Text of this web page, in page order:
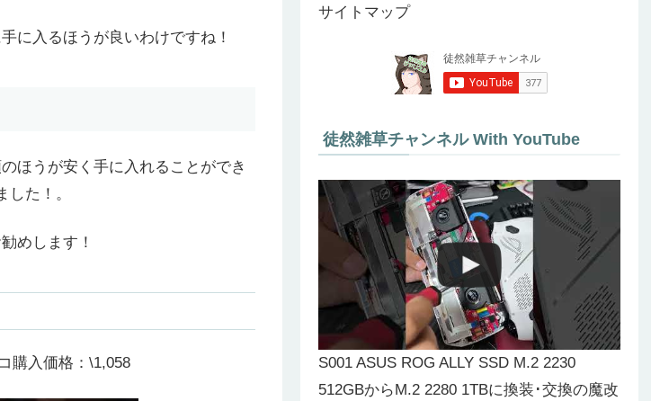
に入るほうが良いわけですね！
ほうが安く手に入れることができ
た！。
めします！
購入価格：\1,058
サイトマップ
徒然雑草チャンネル With YouTube
S001 ASUS ROG ALLY SSD M.2 2230
512GBからM.2 2280 1TBに換装･交換の魔改